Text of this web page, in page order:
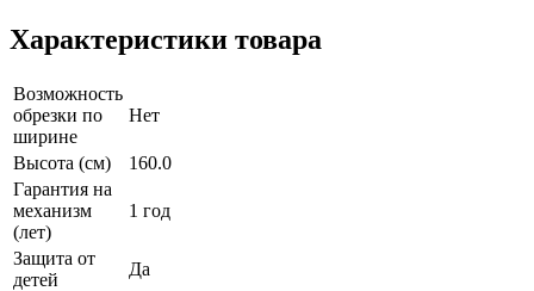
Характеристики товара
Возможность
обрезки по
ширине
Нет
Высота (см)
160.0
Гарантия на
механизм
(лет)
1 год
Защита от
детей
Да